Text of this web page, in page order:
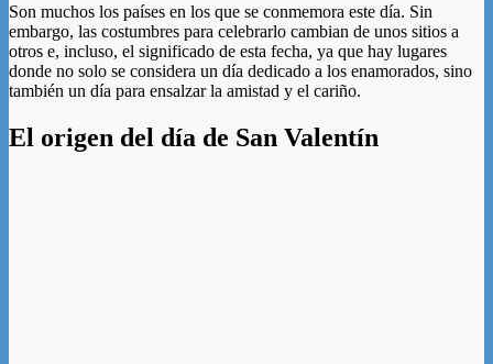
Son muchos los países en los que se conmemora este día. Sin
embargo, las costumbres para celebrarlo cambian de unos sitios a
otros e, incluso, el significado de esta fecha, ya que hay lugares
donde no solo se considera un día dedicado a los enamorados, sino
también un día para ensalzar la amistad y el cariño.
El origen del día de San Valentín